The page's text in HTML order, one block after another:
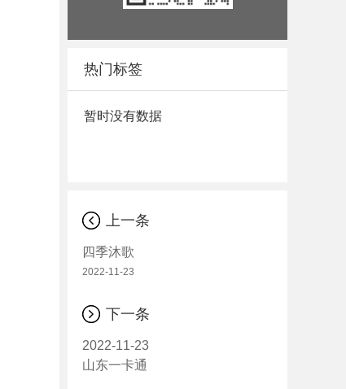
热门标签
暂时没有数据
上一条
四季沐歌
2022-11-23
下一条
2022-11-23
山东一卡通